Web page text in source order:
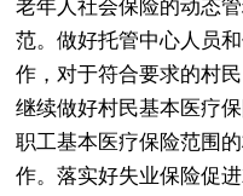
老年人社会保险的动态
范。做好托管中心人员
作，对于符合要求的村
继续做好村民基本医疗
职工基本医疗保险范围
作。落实好失业保险促